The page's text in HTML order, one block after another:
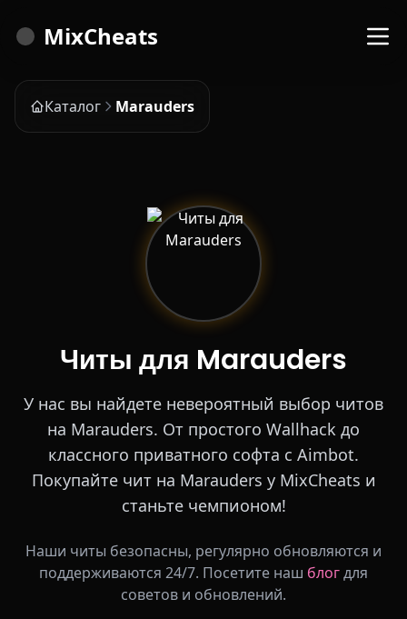
MixCheats
Каталог Marauders
Читы для Marauders
У нас вы найдете невероятный выбор читов
на Marauders. От простого Wallhack до
классного приватного софта с Aimbot.
Покупайте чит на Marauders у MixCheats и
станьте чемпионом!
Наши читы безопасны, регулярно обновляются и
поддерживаются 24/7. Посетите наш блогдля
советов и обновлений.